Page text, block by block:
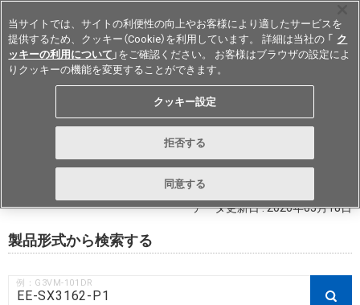
Japan
RoHS対応状況 / 非含有証明書ダウ
ンロード
データ更新日 : 2026年03月18日
製品形式から検索する
例：G3VM-101DR
当サイトでは、サイトの利便性の向上やお客様により適したサービスを
提供するため、クッキー（Cookie）を利用しています。 詳細は当社の 「 ク
ッキーの利用について 」をご確認ください。 お客様はブラウザの設定によ
りクッキーの機能を変更することができます。
クッキー設定
拒否する
同意する